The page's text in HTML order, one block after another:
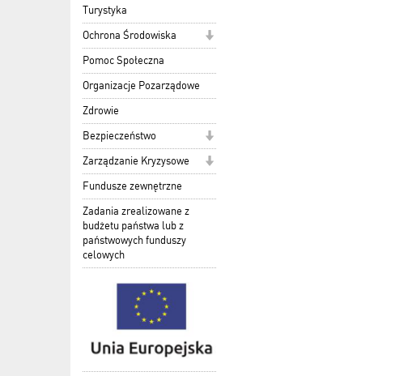
Turystyka
Ochrona Środowiska
Pomoc Społeczna
Organizacje Pozarządowe
Zdrowie
Bezpieczeństwo
Zarządzanie Kryzysowe
Fundusze zewnętrzne
Zadania zrealizowane z
budżetu państwa lub z
państwowych funduszy
celowych